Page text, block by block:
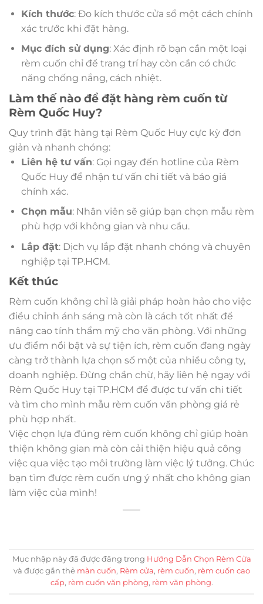
Kích thước: Đo kích thước cửa sổ một cách chính
xác trước khi đặt hàng.
Mục đích sử dụng: Xác định rõ bạn cần một loại
rèm cuốn chỉ để trang trí hay còn cần có chức
năng chống nắng, cách nhiệt.
Làm thế nào để đặt hàng rèm cuốn từ
Rèm Quốc Huy?
Quy trình đặt hàng tại Rèm Quốc Huy cực kỳ đơn
giản và nhanh chóng:
Liên hệ tư vấn: Gọi ngay đến hotline của Rèm
Quốc Huy để nhận tư vấn chi tiết và báo giá
chính xác.
Chọn mẫu: Nhân viên sẽ giúp bạn chọn mẫu rèm
phù hợp với không gian và nhu cầu.
Lắp đặt: Dịch vụ lắp đặt nhanh chóng và chuyên
nghiệp tại TP.HCM.
Kết thúc
Rèm cuốn không chỉ là giải pháp hoàn hảo cho việc
điều chỉnh ánh sáng mà còn là cách tốt nhất để
nâng cao tính thẩm mỹ cho văn phòng. Với những
ưu điểm nổi bật và sự tiện ích, rèm cuốn đang ngày
càng trở thành lựa chọn số một của nhiều công ty,
doanh nghiệp. Đừng chần chừ, hãy liên hệ ngay với
Rèm Quốc Huy tại TP.HCM để được tư vấn chi tiết
và tìm cho mình mẫu rèm cuốn văn phòng giá rẻ
phù hợp nhất.
Việc chọn lựa đúng rèm cuốn không chỉ giúp hoàn
thiện không gian mà còn cải thiện hiệu quả công
việc qua việc tạo môi trường làm việc lý tưởng. Chúc
bạn tìm được rèm cuốn ưng ý nhất cho không gian
làm việc của mình!
Mục nhập này đã được đăng trong Hướng Dẫn Chọn Rèm Cửa
và được gắn thẻ màn cuốn, Rèm cửa, rèm cuốn, rèm cuốn cao
cấp, rèm cuốn văn phòng, rèm văn phòng.